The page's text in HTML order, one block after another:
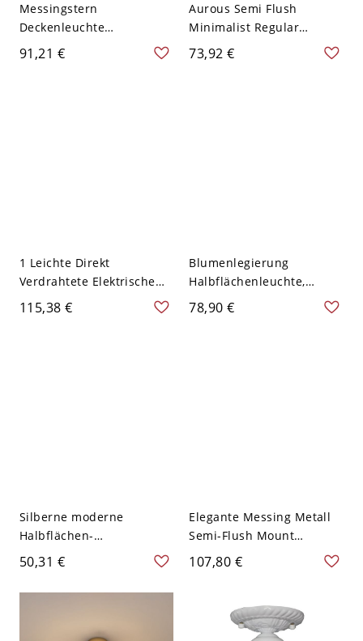
Messingstern
Deckenleuchte
Minimalistische Glasflur
Deckenleuchte - 110V-
91,21 €
Aurous Semi Flush
Minimalist Regular
Deckenleuchte für
E26/E27
73,92 €
1 Leichte Direkt
Verdrahtete Elektrische
Regelmäßige Auburn
Deckenlampe Angepasst
115,38 €
Blumenlegierung
Halbflächenleuchte,
LED/Glühlampe/Fluoreszie
rend, Glasur für
78,90 €
Silberne moderne
Halbflächen-
Deckenleuchte mit 1
Glasschirm - 110V-120V
Blumen
50,31 €
Elegante Messing Metall
Semi-Flush Mount
Deckenleuchte mit
Glasschirm für
120V Horn Durchsichtig
mit Maserung
107,80 €